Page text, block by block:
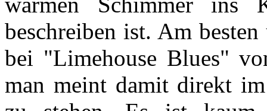
beschreiben ist. Am
bei "Limehouse Blues"
man meint damit direkt